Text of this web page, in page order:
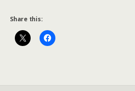
Share this: